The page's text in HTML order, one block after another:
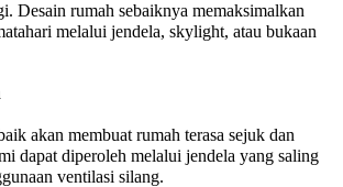
Desain rumah sebaiknya memaksimalkan
melalui jendela, skylight, atau bukaan
akan membuat rumah terasa sejuk dan
dapat diperoleh melalui jendela yang saling
ventilasi silang.